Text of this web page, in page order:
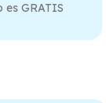
es GRATIS